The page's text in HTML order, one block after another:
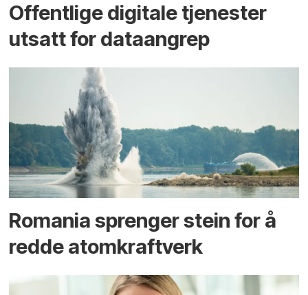
Offentlige digitale tjenester
utsatt for dataangrep
Romania sprenger stein for å
redde atomkraftverk